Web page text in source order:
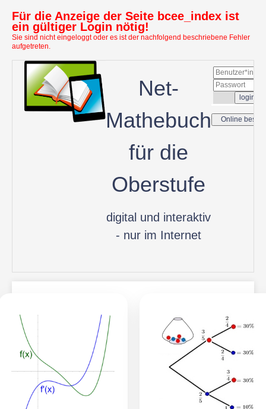
Für die Anzeige der Seite bcee_index ist
ein gültiger Login nötig!
Sie sind nicht eingeloggt oder es ist der nachfolgend beschriebene Fehler
aufgetreten.
Net-
Mathebuch
für die
Oberstufe
digital und interaktiv
- nur im Internet